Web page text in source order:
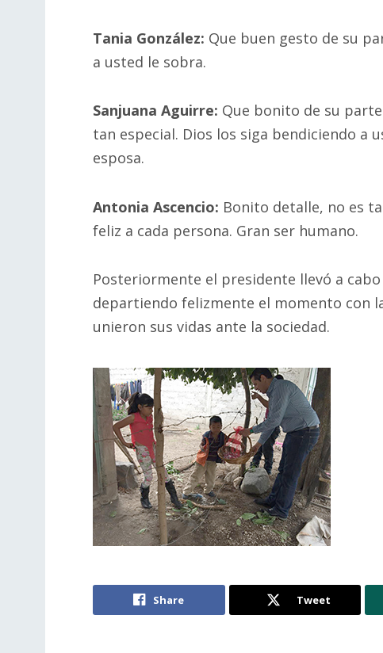
Tania González: Que buen gesto de su
a usted le sobra.
Sanjuana Aguirre: Que bonito de su
tan especial. Dios los siga bendiciendo a
esposa.
Antonia Ascencio: Bonito detalle, no es
feliz a cada persona. Gran ser humano.
Posteriormente el presidente llevó a
departiendo felizmente el momento con
unieron sus vidas ante la sociedad.
Share Tweet